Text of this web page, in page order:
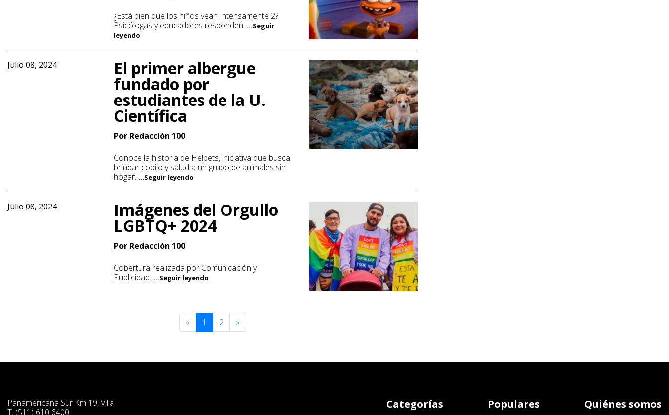
¿Está bien que los niños vean Intensamente 2?
Psicólogas y educadores responden. ...Seguir
leyendo
Julio 08, 2024 El primer albergue
fundado por
estudiantes de la U.
Científica
Por Redacción 100
Conoce la historia de Helpets, iniciativa que busca
brindar cobijo y salud a un grupo de animales sin
hogar. ...Seguir leyendo
Julio 08, 2024 Imágenes del Orgullo
LGBTQ+ 2024
Por Redacción 100
Cobertura realizada por Comunicación y
Publicidad. ...Seguir leyendo
« 1 2 »
Panamericana Sur Km 19, Villa
T. (511) 610 6400
Categorías Populares Quiénes somos